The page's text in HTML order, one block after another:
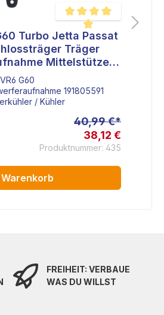
Durchschnittliche
Turbo Jetta Passat
Träger
Mittelstütze
191805591
G60
191805591
/ Kühler
40,99 €*
38,12 €
Produktnummer: 435
FREIHEIT: VERBAUE
WAS DU WILLST